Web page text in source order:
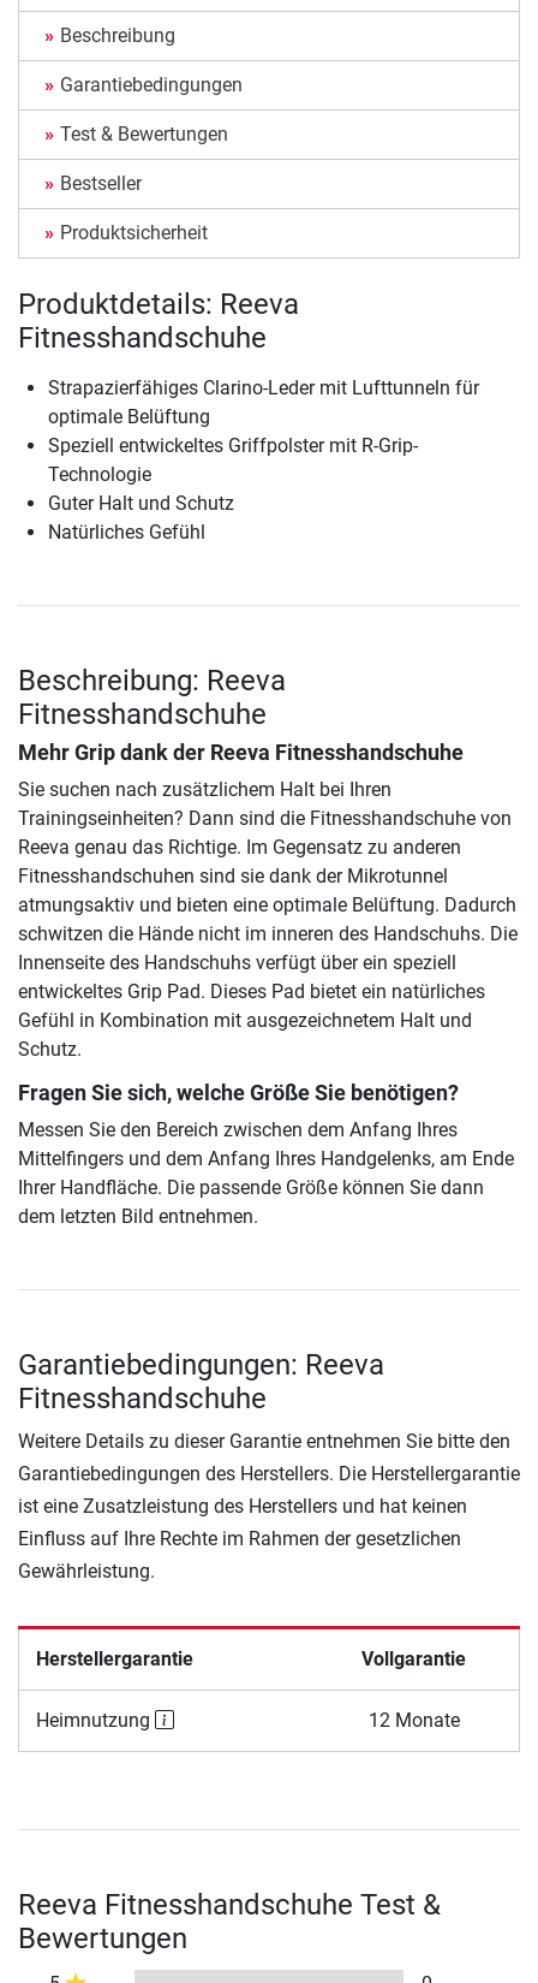
Beschreibung
Garantiebedingungen
Test & Bewertungen
Bestseller
Produktsicherheit
Produktdetails: Reeva
Fitnesshandschuhe
Strapazierfähiges Clarino-Leder mit Lufttunneln für
optimale Belüftung
Speziell entwickeltes Griffpolster mit R-Grip-
Technologie
Guter Halt und Schutz
Natürliches Gefühl
Beschreibung: Reeva
Fitnesshandschuhe
Mehr Grip dank der Reeva Fitnesshandschuhe
Sie suchen nach zusätzlichem Halt bei Ihren
Trainingseinheiten? Dann sind die Fitnesshandschuhe von
Reeva genau das Richtige. Im Gegensatz zu anderen
Fitnesshandschuhen sind sie dank der Mikrotunnel
atmungsaktiv und bieten eine optimale Belüftung. Dadurch
schwitzen die Hände nicht im inneren des Handschuhs. Die
Innenseite des Handschuhs verfügt über ein speziell
entwickeltes Grip Pad. Dieses Pad bietet ein natürliches
Gefühl in Kombination mit ausgezeichnetem Halt und
Schutz.
Fragen Sie sich, welche Größe Sie benötigen?
Messen Sie den Bereich zwischen dem Anfang Ihres
Mittelfingers und dem Anfang Ihres Handgelenks, am Ende
Ihrer Handfläche. Die passende Größe können Sie dann
dem letzten Bild entnehmen.
Garantiebedingungen: Reeva
Fitnesshandschuhe
Weitere Details zu dieser Garantie entnehmen Sie bitte den
Garantiebedingungen des Herstellers. Die Herstellergarantie
ist eine Zusatzleistung des Herstellers und hat keinen
Einfluss auf Ihre Rechte im Rahmen der gesetzlichen
Gewährleistung.
Herstellergarantie Vollgarantie
Heimnutzung 12 Monate
Reeva Fitnesshandschuhe Test &
Bewertungen